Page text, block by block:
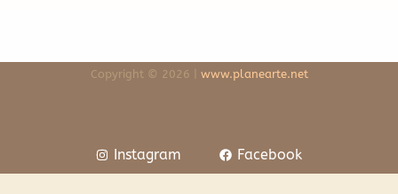
Copyright © 2026 | www.planearte.net
Instagram Facebook